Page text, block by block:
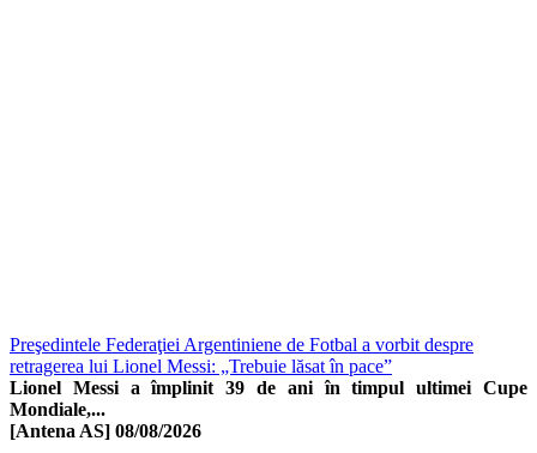
Preşedintele Federaţiei Argentiniene de Fotbal a vorbit despre
retragerea lui Lionel Messi: „Trebuie lăsat în pace”
Lionel Messi a împlinit 39 de ani în timpul ultimei Cupe
Mondiale,...
[Antena AS] 08/08/2026